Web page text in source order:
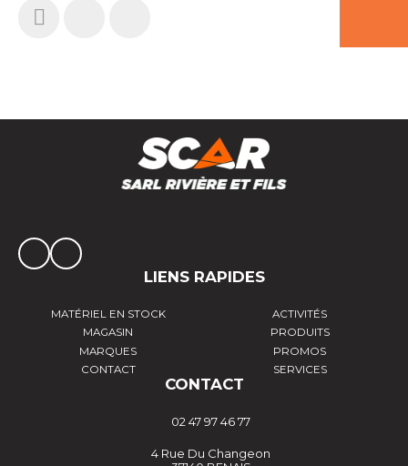
LIENS RAPIDES
MATÉRIEL EN STOCK
ACTIVITÉS
MAGASIN
PRODUITS
MARQUES
PROMOS
CONTACT
SERVICES
CONTACT
02 47 97 46 77
4 Rue Du Changeon